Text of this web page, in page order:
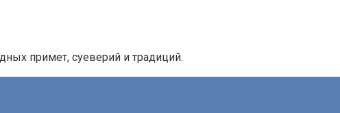
примет, суеверий и традиций.